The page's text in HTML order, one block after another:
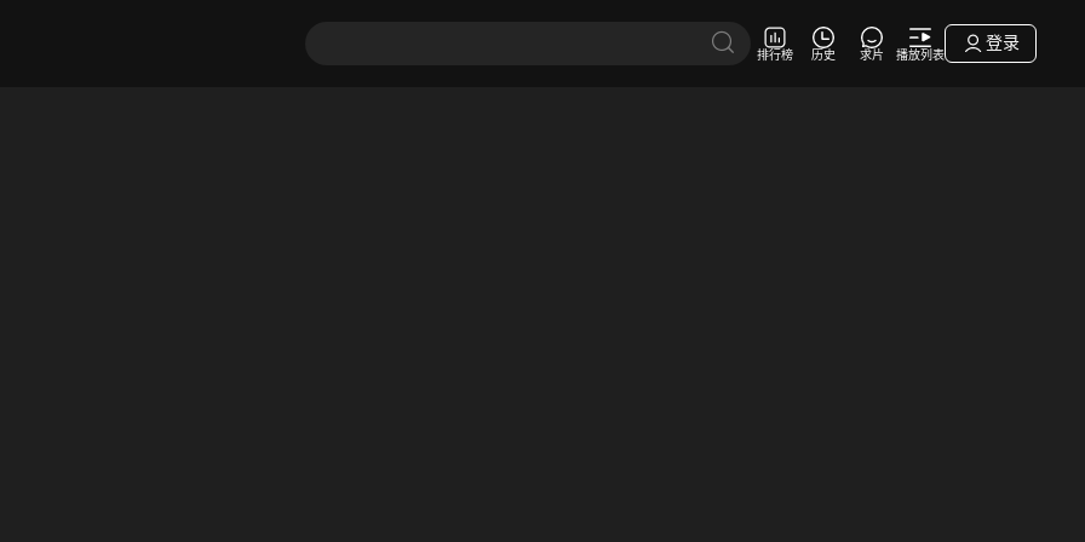
排行榜 历史 求片 播放列表
登录